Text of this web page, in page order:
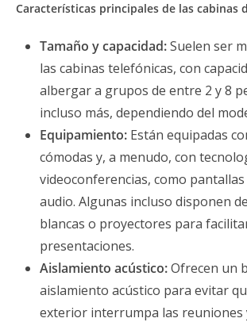
Características principales de las cabinas
Tamaño y capacidad:Suelen ser
las cabinas telefónicas, con
albergar a grupos de entre 2 y 8
incluso más, dependiendo del
Equipamiento: Están equipadas
cómodas y, a menudo, con
videoconferencias, como pantallas
audio. Algunas incluso disponen
blancas o proyectores para
presentaciones.
Aislamiento acústico:Ofrecen un
aislamiento acústico para evitar
exterior interrumpa las reuniones